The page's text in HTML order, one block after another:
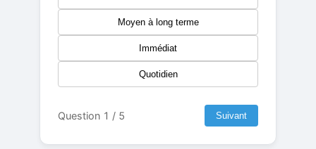
Moyen à long terme
Immédiat
Quotidien
Question 1 / 5 Suivant